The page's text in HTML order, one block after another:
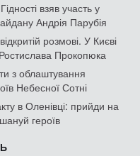
взяв участь у
Андрія Парубія
розмові. У Києві
Ростислава Прокопюка
з облаштування
Небесної Сотні
в Оленівці: прийди на
героїв